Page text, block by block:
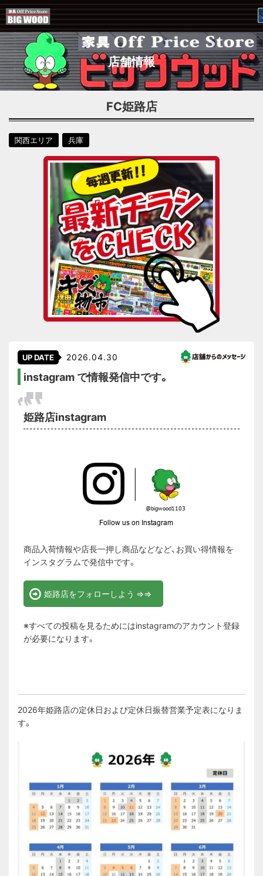
店舗情報
FC姫路店
関西エリア 兵庫
UP DATE 2026.04.30
instagram で情報発信中です。
姫路店instagram
商品入荷情報や店長一押し商品などなど、お買い得情報を
インスタグラムで発信中です。
姫路店をフォローしよう ⇒⇒
※すべての投稿を見るためにはinstagramのアカウント登録
が必要になります。
2026年姫路店の定休日および定休日振替営業予定表になりま
す。